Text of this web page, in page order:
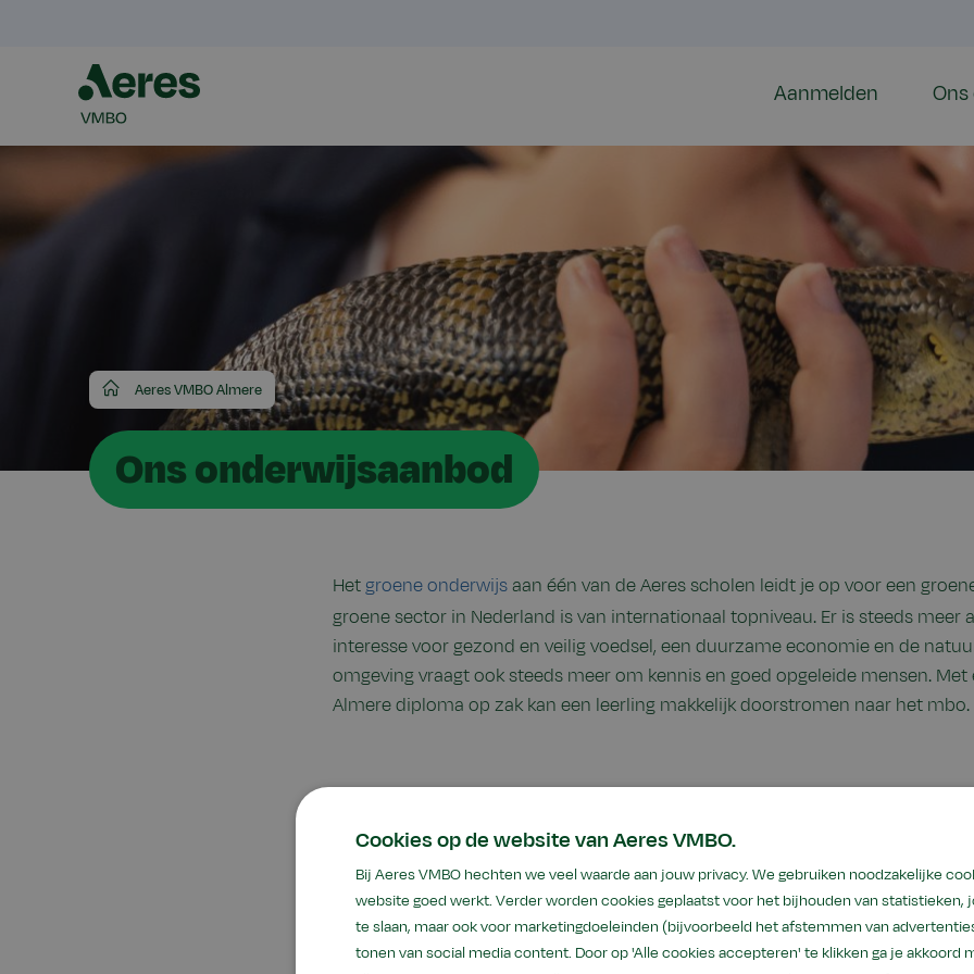
Aanmelden
Aeres
VMBO
Aeres VMBO Almere
Ons onderwijsaanbod
Hetgroene onderwijsaan één van de Aeres scholen leidt je op voor een
groene sector in Nederland is van internationaal topniveau. Er is steeds meer
interesse voor gezond en veilig voedsel, een duurzame economie en de
omgeving vraagt ook steeds meer om kennis en goed opgeleide mensen. Met
Almere diploma op zak kan een leerling makkelijk doorstromen naar het mbo.
Naast de reguliere vakken het profielvak
Aeres VMBO Almere is een vmbo-groenschool waarbij leerlingen les krijgen in
op andere vmbo-scholen, zoals Nederlands en Wiskunde. Maar zij krijgen ook
Cookies op de website van Aeres VMBO.
Bij Aeres VMBO hechten we veel waarde aan jouw privacy. We gebruiken noodzakelijke
website goed werkt. Verder worden cookies geplaatst voor het bijhouden van statistieken,
te slaan, maar ook voor marketingdoeleinden (bijvoorbeeld het afstemmen van
tonen van social media content. Door op 'Alle cookies accepteren' te klikken ga je akkoord